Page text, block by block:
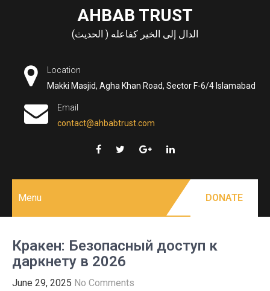
AHBAB TRUST
الدال إلى الخير كفاعله ( الحديث)
Location
Makki Masjid, Agha Khan Road, Sector F-6/4 Islamabad
Email
contact@ahbabtrust.com
Menu DONATE
Кракен: Безопасный доступ к
даркнету в 2026
June 29, 2025 No Comments